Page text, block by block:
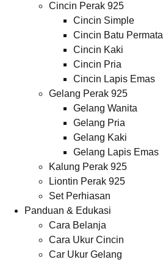
Cincin Perak 925
Cincin Simple
Cincin Batu Permata
Cincin Kaki
Cincin Pria
Cincin Lapis Emas
Gelang Perak 925
Gelang Wanita
Gelang Pria
Gelang Kaki
Gelang Lapis Emas
Kalung Perak 925
Liontin Perak 925
Set Perhiasan
Panduan & Edukasi
Cara Belanja
Cara Ukur Cincin
Car Ukur Gelang